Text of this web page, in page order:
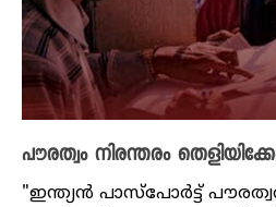
പൗരത്വം നിരന്തരം
"ഇന്ത്യൻ പാസ്പോർട്ട്